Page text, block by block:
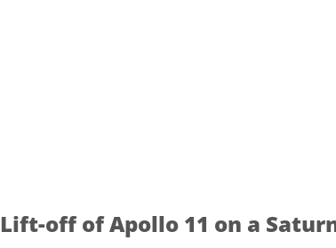
Lift-off of Apollo 11 on a